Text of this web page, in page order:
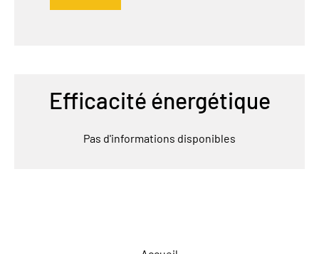
Efficacité énergétique
Pas d'informations disponibles